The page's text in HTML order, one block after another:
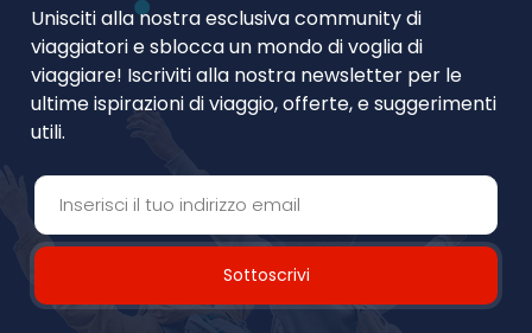
Unisciti alla nostra esclusiva community di
viaggiatori e sblocca un mondo di voglia di
viaggiare! Iscriviti alla nostra newsletter per le
ultime ispirazioni di viaggio, offerte, e suggerimenti
utili.
Sottoscrivi